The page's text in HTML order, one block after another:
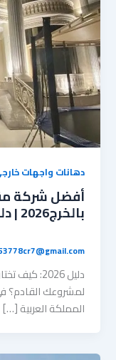
دهانات واجهات
أفضل شركة
بالخرج2026 | دليل شامل وموثوق
​دليل
لمشروعك القادم؟
المملكة العربية […]